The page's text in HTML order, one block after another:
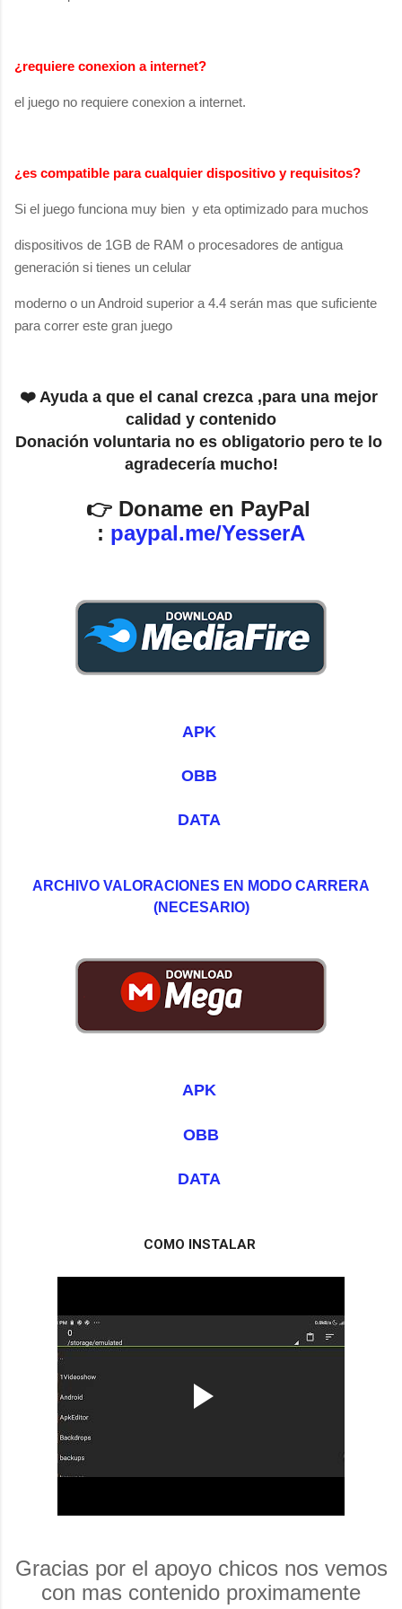
¿requiere conexion a internet?
el juego no requiere conexion a internet.
¿es compatible para cualquier dispositivo y requisitos?
Si el juego funciona muy bien y eta optimizado para muchos
dispositivos de 1GB de RAM o procesadores de antigua
generación si tienes un celular
moderno o un Android superior a 4.4 serán mas que suficiente
para correr este gran juego
❤️ Ayuda a que el canal crezca ,para una mejor
calidad y contenido
Donación voluntaria no es obligatorio pero te lo
agradecería mucho!
👉 Doname en PayPal
: paypal.me/YesserA
APK
OBB
DATA
(NECESARIO)
APK
OBB
DATA
COMO INSTALAR
Gracias por el apoyo chicos nos vemos
con mas contenido proximamente